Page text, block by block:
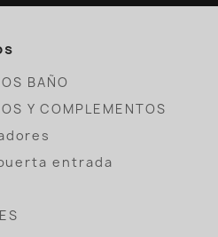
BAÑO
Y COMPLEMENTOS
entrada